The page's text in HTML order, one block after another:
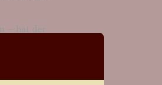
– hat der